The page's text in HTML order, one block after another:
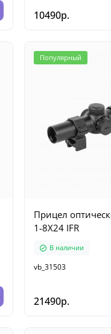
10490р.
Популярный
Прицел
1-8X24 IFR
В наличии
vb_31503
21490р.